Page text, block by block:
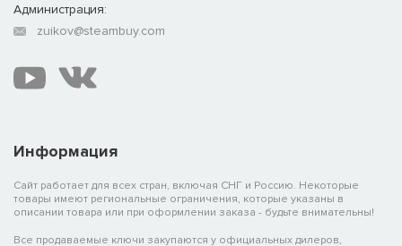
Информация
Сайт работает для всех стран, включая СНГ и Россию. Некоторые
товары имеют региональные ограничения, которые указаны в
описании товара или при оформлении заказа - будьте внимательны!
Все продаваемые ключи закупаются у официальных дилеров,
Администрация:
zuikov@steambuy.com